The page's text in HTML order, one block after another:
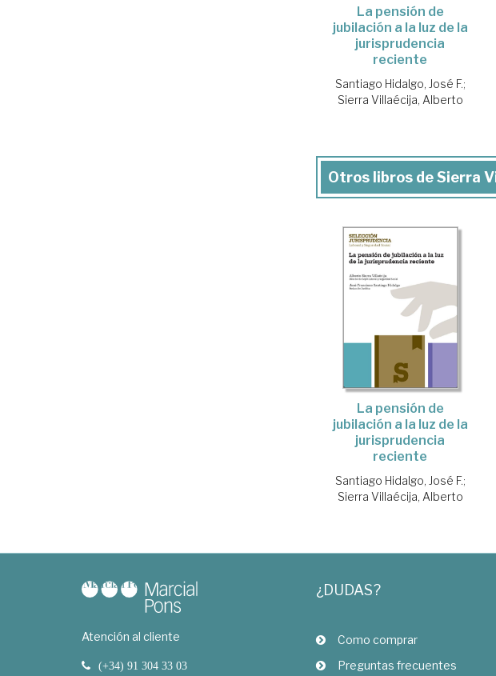
La pensión de
jubilación a la luz de la
jurisprudencia
reciente
Santiago Hidalgo, José F.;
Sierra Villaécija, Alberto
Otros libros de Sierra
La pensión de
jubilación a la luz de la
jurisprudencia
reciente
Santiago Hidalgo, José F.;
Sierra Villaécija, Alberto
Atención al cliente
(+34) 91 304 33 03
¿DUDAS?
Como comprar
Preguntas frecuentes